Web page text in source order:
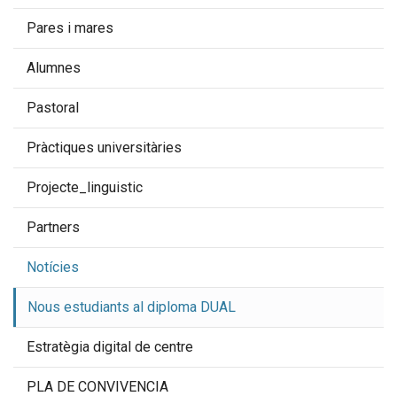
Pares i mares
Alumnes
Pastoral
Pràctiques universitàries
Projecte_linguistic
Partners
Notícies
Nous estudiants al diploma DUAL
Estratègia digital de centre
PLA DE CONVIVENCIA